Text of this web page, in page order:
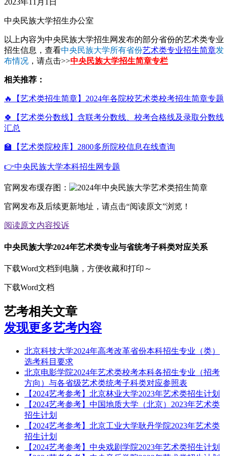
2023年11月1日
中央民族大学招生办公室
以上内容为中央民族大学招生网发布的部分省份的艺术类专业
招生信息，查看中央民族大学所有省份艺术类专业招生简章发
布情况 ，请点击>>中央民族大学招生简章专栏
相关推荐：
🔥【艺术类招生简章】2024年各院校艺术类校考招生简章专题
🍀【艺术类分数线】含联考分数线、校考合格线及录取分数线
汇总
🏫【艺术类院校库】2800多所院校信息在线查询
👉中央民族大学本科招生网专题
官网发布缓存图：
官网发布及后续更新地址，请点击“阅读原文”浏览！
阅读原文内容投诉
中央民族大学2024年艺术类专业与省统考子科类对应关系
下载Word文档到电脑，方便收藏和打印～
下载Word文档
艺考相关文章
发现更多艺考内容
北京科技大学2024年高考改革省份本科招生专业（类）
选考科目要求
北京电影学院2024年艺术类校考本科各招生专业（招考
方向）与各省级艺术类统考子科类对应参照表
【2024艺考参考】北京林业大学2023年艺术类招生计划
【2024艺考参考】中国地质大学（北京）2023年艺术类
招生计划
【2024艺考参考】北京工业大学耿丹学院2023年艺术类
招生计划
【2024艺考参考】中央戏剧学院2023年艺术类招生计划